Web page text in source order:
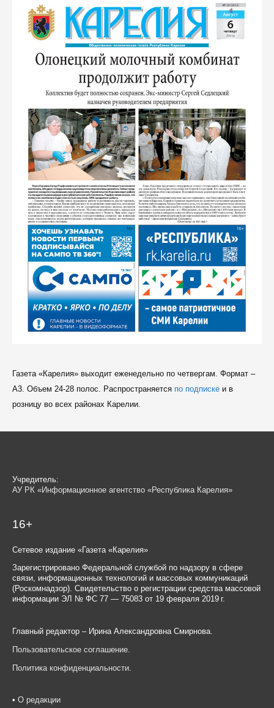
Газета «Карелия» выходит еженедельно по четвергам. Формат –
A3. Объем 24-28 полос. Распространяется по подпискеи в
розницу во всех районах Карелии.
Учредитель:
АУ РК «Информационное агентство «Республика Карелия»
16+
Сетевое издание «Газета «Карелия»
Зарегистрировано Федеральной службой по надзору в сфере
связи, информационных технологий и массовых коммуникаций
(Роскомнадзор). Свидетельство о регистрации средства массовой
информации ЭЛ № ФС 77 — 75083 от 19 февраля 2019 г.
Главный редактор – Ирина Александровна Смирнова.
Пользовательское соглашение
Политика конфиденциальности
• О редакции